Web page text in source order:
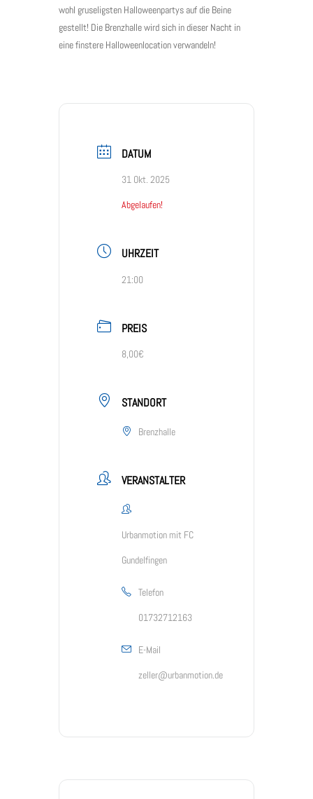
wohl gruseligsten Halloweenpartys auf die Beine
gestellt! Die Brenzhalle wird sich in dieser Nacht in
eine finstere Halloweenlocation verwandeln!
DATUM
31 Okt. 2025
Abgelaufen!
UHRZEIT
21:00
PREIS
8,00€
STANDORT
Brenzhalle
VERANSTALTER
Urbanmotion mit FC
Gundelfingen
Telefon
01732712163
E-Mail
zeller@urbanmotion.de